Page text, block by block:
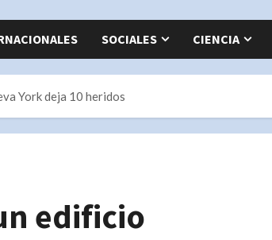
SOCIALES CIENCIA
York deja 10 heridos
edificio